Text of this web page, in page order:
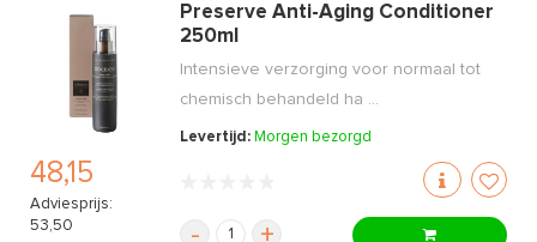
48,15
Adviesprijs:
53,50
Preserve Anti-Aging Conditioner
250ml
Intensieve verzorging voor normaal tot
chemisch behandeld ha ...
Levertijd: Morgen bezorgd
- +